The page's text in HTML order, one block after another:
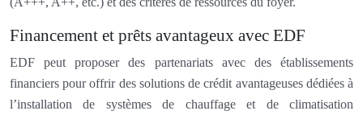
Financement et prêts avantageux avec EDF
EDF peut proposer des partenariats avec des établissements
financiers pour offrir des solutions de crédit avantageuses dédiées à
l’installation de systèmes de chauffage et de climatisation